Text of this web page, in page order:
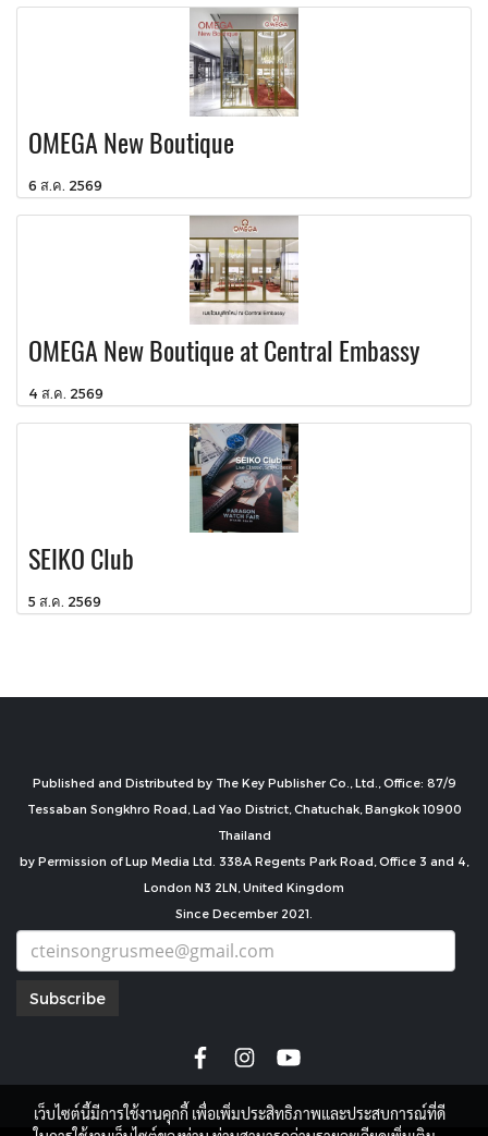
OMEGA New Boutique
6 ส.ค. 2569
OMEGA New Boutique at Central Embassy
4 ส.ค. 2569
SEIKO Club
5 ส.ค. 2569
Published and Distributed by The Key Publisher Co., Ltd., Office: 87/9
Tessaban Songkhro Road, Lad Yao District, Chatuchak, Bangkok 10900
Thailand
by Permission of Lup Media Ltd. 338A Regents Park Road, Office 3 and 4,
London N3 2LN, United Kingdom
Since December 2021.
Subscribe
เว็บไซต์นี้มีการใช้งานคุกกี้ เพื่อเพิ่มประสิทธิภาพและประสบการณ์ที่ดี